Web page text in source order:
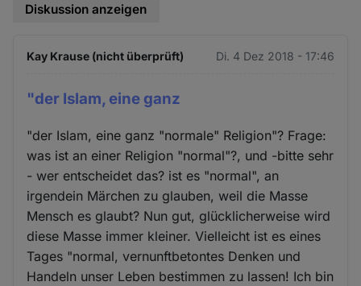
Diskussion anzeigen
Kay Krause (nicht überprüft) Di. 4 Dez 2018 - 17:46
"der Islam, eine ganz
"der Islam, eine ganz "normale" Religion"? Frage:
was ist an einer Religion "normal"?, und -bitte sehr
- wer entscheidet das? ist es "normal", an
irgendein Märchen zu glauben, weil die Masse
Mensch es glaubt? Nun gut, glücklicherweise wird
diese Masse immer kleiner. Vielleicht ist es eines
Tages "normal, vernunftbetontes Denken und
Handeln unser Leben bestimmen zu lassen! Ich bin